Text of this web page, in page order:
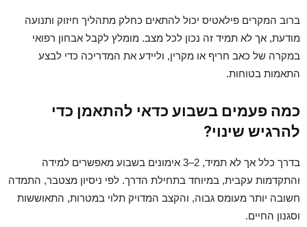
ברוב המקרים פילאטיס יכול להתאים כחלק מתהליך חיזוק ותנועה
מודעת, אך לא תמיד זה נכון לכל מצב. מומלץ לקבל אבחון רפואי
במקרה של כאב חריף או מקרין, וליידע את המדריכה כדי לבצע
התאמות בטוחות.
כמה פעמים בשבוע כדאי להתאמן כדי
להרגיש שינוי?
בדרך כלל אך לא תמיד, 2–3 אימונים בשבוע מאפשרים למידה
והתקדמות עקבית, במיוחד בתחילת הדרך. לפי ניסיון מצטבר, התמדה
חשובה יותר מעומס גבוה, והקצב המדויק תלוי במטרות, התאוששות
וסגנון החיים.